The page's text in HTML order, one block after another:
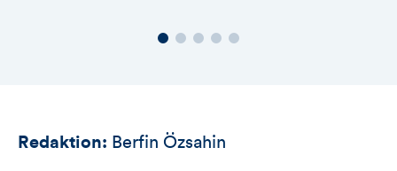
Redaktion: Berfin Özsahin